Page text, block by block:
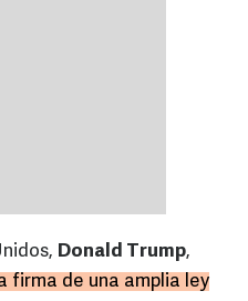
Donald Trump,
firma de una amplia ley